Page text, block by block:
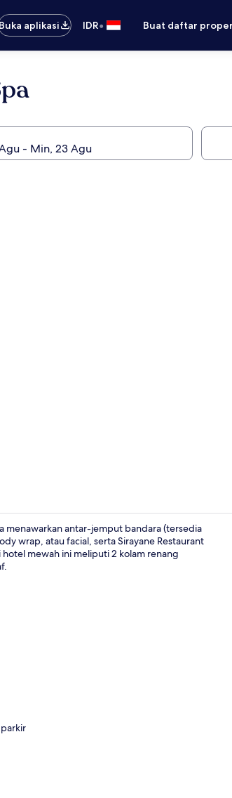
aplikasi
IDR• Buat daftar
menawarkan antar-jemput bandara (tersedia
wrap, atau facial, serta Sirayane Restaurant
mewah ini meliputi 2 kolam renang